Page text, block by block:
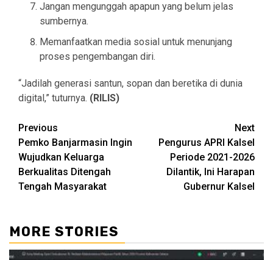
Jangan mengunggah apapun yang belum jelas
sumbernya.
Memanfaatkan media sosial untuk menunjang
proses pengembangan diri.
“Jadilah generasi santun, sopan dan beretika di dunia
digital,” tuturnya. (RILIS)
Continue
Reading
Previous
Pemko Banjarmasin Ingin
Wujudkan Keluarga
Berkualitas Ditengah
Tengah Masyarakat
Next
Pengurus APRI Kalsel
Periode 2021-2026
Dilantik, Ini Harapan
Gubernur Kalsel
MORE STORIES